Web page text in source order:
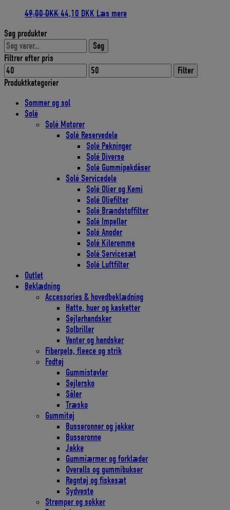
49,00DKKDen
49,00 DKK.
44,10 DKK Den
er:
44,10 DKK.
Læs mere
Søg produkter
Søg
efter:
Søg
Filtrer efter pris
Mindste
pris
Højeste
pris
Filter
Produktkategorier
Sommer og sol
Solé
Solé Motorer
Solé Reservedele
Solé Pakninger
Solé Diverse
Solé Gummipakdåser
Solé Servicedele
Solé Olier og Kemi
Solé Oliefilter
Solé Brændstoffilter
Solé Impeller
Solé Anoder
Solé Kileremme
Solé Servicesæt
Solé Luftfilter
Outlet
Beklædning
Accessories & hovedbeklædning
Hatte, huer og kasketter
Sejlerhandsker
Solbriller
Vanter og handsker
Fiberpels, fleece og strik
Fodtøj
Gummistøvler
Sejlersko
Såler
Træsko
Gummitøj
Busseronner og jakker
Busseronne
Jakke
Gummiærmer og forklæder
Overalls og gummibukser
Regntøj og fiskesæt
Sydveste
Strømper og sokker